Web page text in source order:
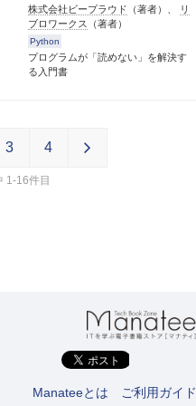
株式会社ビープラウド （著者）、
リ
ブロワークス
（著者）
Python
プログラムが「読めない」を解決す
る入門書
1-16件目
3 4
Manateeとは ご利用ガイド